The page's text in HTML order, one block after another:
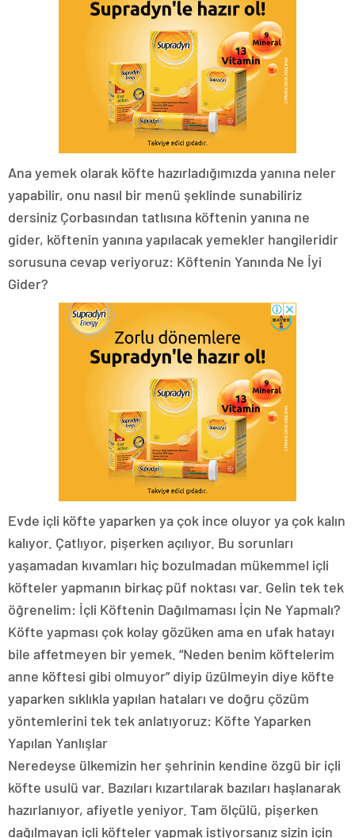
Ana yemek olarak köfte hazırladığımızda yanına neler
yapabilir, onu nasıl bir menü şeklinde sunabiliriz
dersiniz Çorbasından tatlısına köftenin yanına ne
gider, köftenin yanına yapılacak yemekler hangileridir
sorusuna cevap veriyoruz: Köftenin Yanında Ne İyi
Gider?
Evde içli köfte yaparken ya çok ince oluyor ya çok kalın
kalıyor. Çatlıyor, pişerken açılıyor. Bu sorunları
yaşamadan kıvamları hiç bozulmadan mükemmel içli
köfteler yapmanın birkaç püf noktası var. Gelin tek tek
öğrenelim: İçli Köftenin Dağılmaması İçin Ne Yapmalı?
Köfte yapması çok kolay gözüken ama en ufak hatayı
bile affetmeyen bir yemek. “Neden benim köftelerim
anne köftesi gibi olmuyor” diyip üzülmeyin diye köfte
yaparken sıklıkla yapılan hataları ve doğru çözüm
yöntemlerini tek tek anlatıyoruz: Köfte Yaparken
Yapılan Yanlışlar
Neredeyse ülkemizin her şehrinin kendine özgü bir içli
köfte usulü var. Bazıları kızartılarak bazıları haşlanarak
hazırlanıyor, afiyetle yeniyor. Tam ölçülü, pişerken
dağılmayan içli köfteler yapmak istiyorsanız sizin için